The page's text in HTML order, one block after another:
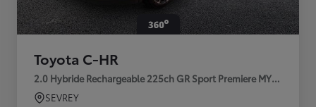
Toyota C-HR
2.0 Hybride Rechargeable 225ch GR Sport Premiere MY25
SEVREY